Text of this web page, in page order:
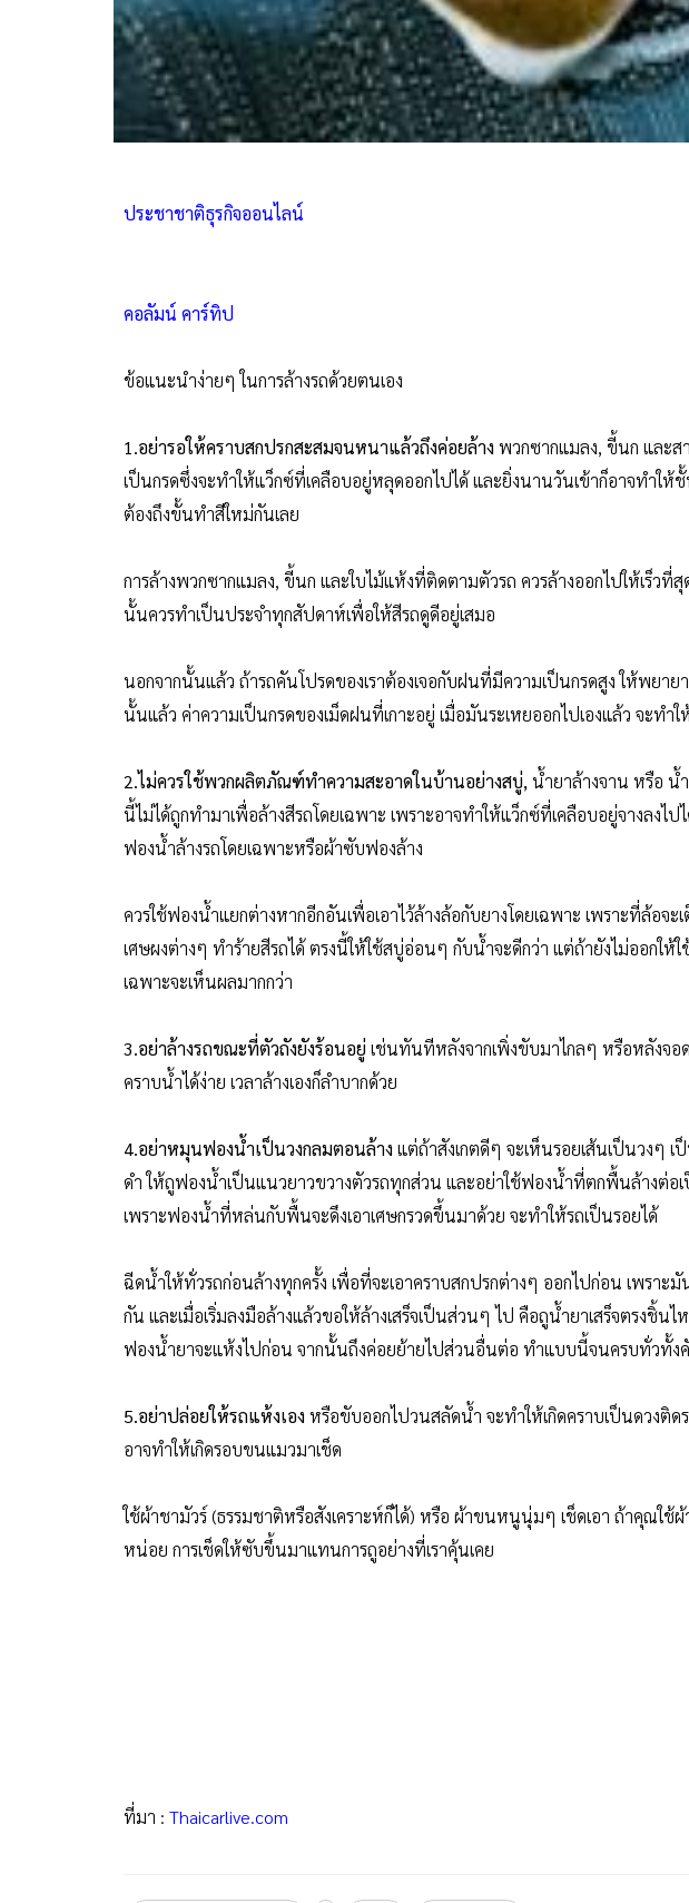
ประชาชาติธุรกิจออนไลน์
คอลัมน์ คาร์ทิป
ข้อแนะนำง่ายๆ ในการล้างรถด้วยตนเอง
1.อย่ารอให้คราบสกปรกสะสมจนหนาแล้วถึงค่อยล้าง พวกซากแมลง, ขี้นก และส
เป็นกรดซึ่งจะทำให้แว็กซ์ที่เคลือบอยู่หลุดออกไปได้ และยิ่งนานวันเข้าก็อาจทำใ
ต้องถึงขั้นทำสีใหม่กันเลย
การล้างพวกซากแมลง, ขี้นก และใบไม้แห้งที่ติดตามตัวรถ ควรล้างออกไปให้เร็วที่
นั้นควรทำเป็นประจำทุกสัปดาห์เพื่อให้สีรถดูดีอยู่เสมอ
นอกจากนั้นแล้ว ถ้ารถคันโปรดของเราต้องเจอกับฝนที่มีความเป็นกรดสูง ให้พย
นั้นแล้ว ค่าความเป็นกรดของเม็ดฝนที่เกาะอยู่ เมื่อมันระเหยออกไปเองแล้ว จะทำ
2.ไม่ควรใช้พวกผลิตภัณฑ์ทำความสะอาดในบ้านอย่างสบู่, น้ำยาล้างจาน หรือ น้
นี้ไม่ได้ถูกทำมาเพื่อล้างสีรถโดยเฉพาะ เพราะอาจทำให้แว็กซ์ที่เคลือบอยู่จางลงไป
ฟองน้ำล้างรถโดยเฉพาะหรือผ้าซับฟองล้าง
ควรใช้ฟองน้ำแยกต่างหากอีกอันเพื่อเอาไว้ล้างล้อกับยางโดยเฉพาะ เพราะที่ล้อจะ
เศษผงต่างๆ ทำร้ายสีรถได้ ตรงนี้ให้ใช้สบู่อ่อนๆ กับน้ำจะดีกว่า แต่ถ้ายังไม่ออกใ
เฉพาะจะเห็นผลมากกว่า
3.อย่าล้างรถขณะที่ตัวถังยังร้อนอยู่ เช่นทันทีหลังจากเพิ่งขับมาไกลๆ หรือหลังจอ
คราบน้ำได้ง่าย เวลาล้างเองก็ลำบากด้วย
4.อย่าหมุนฟองน้ำเป็นวงกลมตอนล้าง แต่ถ้าสังเกตดีๆ จะเห็นรอยเส้นเป็นวงๆ
ดำ ให้ถูฟองน้ำเป็นแนวยาวขวางตัวรถทุกส่วน และอย่าใช้ฟองน้ำที่ตกพื้นล้างต่อ
เพราะฟองน้ำที่หล่นกับพื้นจะดึงเอาเศษกรวดขึ้นมาด้วย จะทำให้รถเป็นรอยได้
ฉีดน้ำให้ทั่วรถก่อนล้างทุกครั้ง เพื่อที่จะเอาคราบสกปรกต่างๆ ออกไปก่อน เพราะ
กัน และเมื่อเริ่มลงมือล้างแล้วขอให้ล้างเสร็จเป็นส่วนๆ ไป คือถูน้ำยาเสร็จตรงชิ้นไ
ฟองน้ำยาจะแห้งไปก่อน จากนั้นถึงค่อยย้ายไปส่วนอื่นต่อ ทำแบบนี้จนครบทั่วทั้ง
5.อย่าปล่อยให้รถแห้งเอง หรือขับออกไปวนสลัดน้ำ จะทำให้เกิดคราบเป็นดวงติ
อาจทำให้เกิดรอบขนแมวมาเช็ด
ใช้ผ้าชามัวร์ (ธรรมชาติหรือสังเคราะห์ก็ได้) หรือ ผ้าขนหนูนุ่มๆ เช็ดเอา ถ้าคุณใ
หน่อย การเช็ดให้ซับขึ้นมาแทนการถูอย่างที่เราคุ้นเคย
ที่มา : Thaicarlive.com